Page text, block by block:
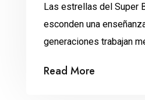
Las estrellas del Super
esconden una
generaciones trabajan
común. El próximo Super
Read More